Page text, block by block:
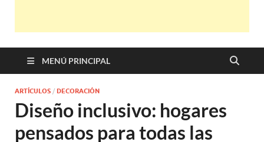
MENÚ PRINCIPAL
ARTÍCULOS / DECORACIÓN
Diseño inclusivo: hogares
pensados para todas las